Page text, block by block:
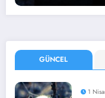
GÜNCEL
1